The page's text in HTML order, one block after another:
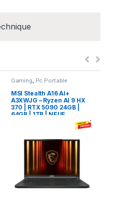
Gaming, Pc Portable
MSI Stealth A16 AI+
A3XWJG – Ryzen AI 9 HX
370 | RTX 5090 24GB |
64GB | 1TB | NEUF